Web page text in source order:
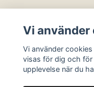
Sociala medier
Vi använder
Vi använder
visas för dig och
upplevelse när du